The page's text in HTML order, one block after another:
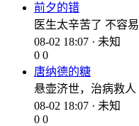
前夕的错
医生太辛苦了 不容易
08-02 18:07 · 未知
0 0
唐纳德的糖
悬壶济世，治病救人
08-02 18:07 · 未知
0 0